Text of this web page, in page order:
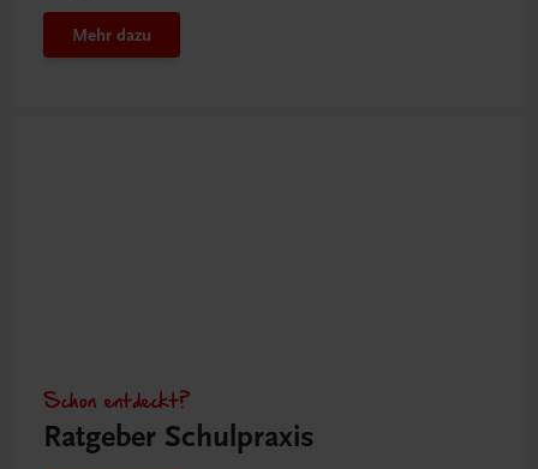
Mehr dazu
Schon entdeckt?
Ratgeber Schulpraxis